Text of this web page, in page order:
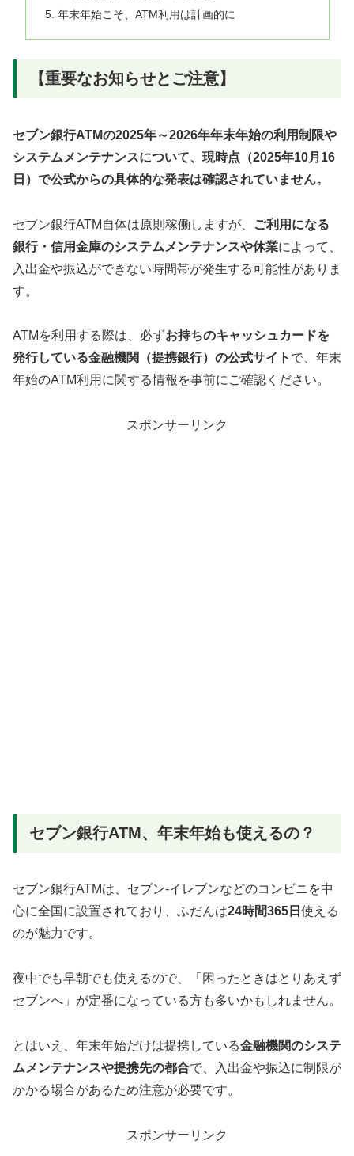
年末年始こそ、ATM利用は計画的に
【重要なお知らせとご注意】
セブン銀行ATMの2025年～2026年年末年始の利用制限や
システムメンテナンスについて、現時点（2025年10月16
日）で公式からの具体的な発表は確認されていません。
セブン銀行ATM自体は原則稼働しますが、
ご利用になる
銀行・信用金庫のシステムメンテナンスや休業によって、
入出金や振込ができない時間帯が発生する可能性がありま
す。
ATMを利用する際は、必ずお持ちのキャッシュカードを
発行している金融機関（提携銀行）の公式サイト で、年末
年始のATM利用に関する情報を事前にご確認ください。
スポンサーリンク
セブン銀行ATM、年末年始も使えるの？
セブン銀行ATMは、セブン-イレブンなどのコンビニを中
心に全国に設置されており、ふだんは24時間365日 使える
のが魅力です。
夜中でも早朝でも使えるので、「困ったときはとりあえず
セブンへ」が定番になっている方も多いかもしれません。
とはいえ、年末年始だけは提携している金融機関のシステ
ムメンテナンスや提携先の都合で、入出金や振込に制限が
かかる場合があるため注意が必要です。
スポンサーリンク